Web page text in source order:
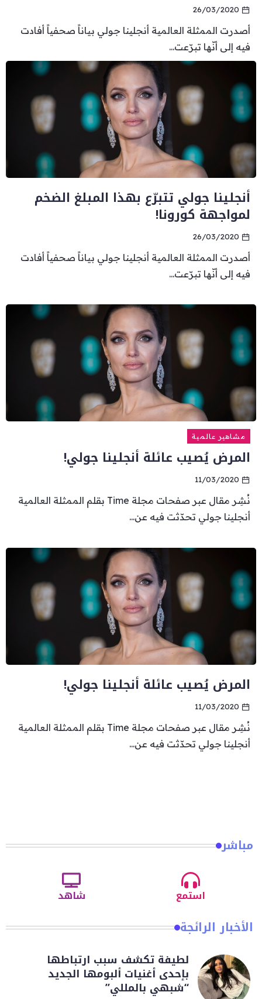
26/03/2020
أصدرت الممثلة العالمية أنجلينا جولي بياناً صحفياً أفادت
فيه إلى أنّها تبرّعت...
أنجلينا جولي تتبرّع بهذا المبلغ الضخم
لمواجهة كورونا!
26/03/2020
أصدرت الممثلة العالمية أنجلينا جولي بياناً صحفياً أفادت
فيه إلى أنّها تبرّعت...
مشاهير عالمية
المرض يُصيب عائلة أنجلينا جولي!
11/03/2020
نُشِر مقال عبر صفحات مجلة Time بقلم الممثلة العالمية
أنجلينا جولي تحدّثت فيه عن...
المرض يُصيب عائلة أنجلينا جولي!
11/03/2020
نُشِر مقال عبر صفحات مجلة Time بقلم الممثلة العالمية
أنجلينا جولي تحدّثت فيه عن...
مباشر
استمع شاهد
الأخبار الرائجة
لطيفة تكشف سبب ارتباطها
بإحدى أغنيات ألبومها الجديد
“شبهي بالمللي”